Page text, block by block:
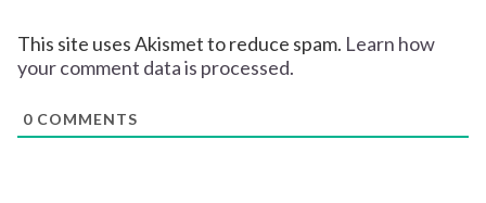
This site uses Akismet to reduce spam. Learn how
your comment data is processed.
0 COMMENTS